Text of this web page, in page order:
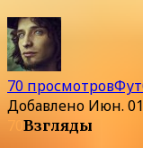
70 просмотров
Добавлено Июн.
Взгляды